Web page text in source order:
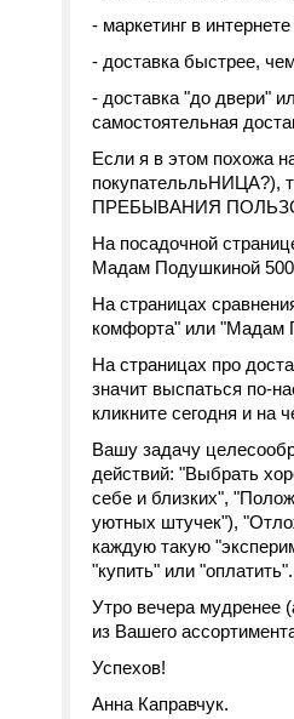
- маркетинг в
- доставка быстрее,
- доставка "до двери"
самостоятельная
Если я в этом похожа
ПРЕБЫВАНИЯ
На посадочной
Мадам Подушкиной
На страницах
комфорта" или "Мадам
На страницах про
значит выспаться по-
кликните сегодня и на
Вашу задачу
действий: "Выбрать
себе и близких",
уютных штучек"),
каждую такую
"купить" или
Утро вечера мудренее
из Вашего
Успехов!
Анна Каправчук.